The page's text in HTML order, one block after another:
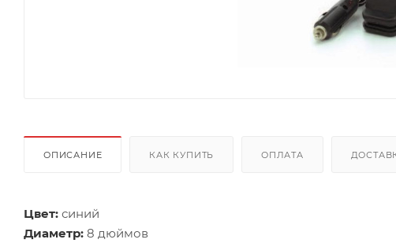
ОПИСАНИЕ КАК КУПИТЬ ОПЛАТА
Цвет: синий
Диаметр: 8 дюймов